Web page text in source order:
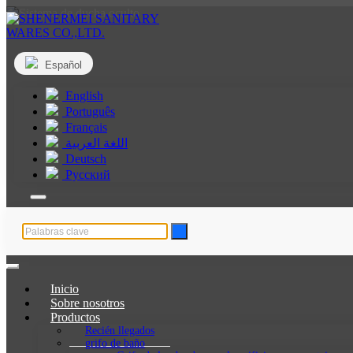
Español
English
Português
Français
اللغة العربية
Deutsch
Русский
Inicio
Sobre nosotros
Productos
Recién llegados
grifo de baño